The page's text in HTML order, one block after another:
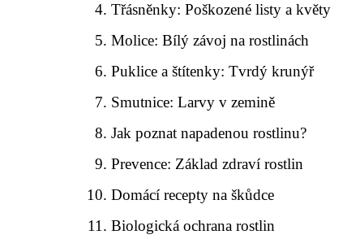
Třásněnky: Poškozené listy a květy
Molice: Bílý závoj na rostlinách
Puklice a štítenky: Tvrdý krunýř
Smutnice: Larvy v zemině
Jak poznat napadenou rostlinu?
Prevence: Základ zdraví rostlin
Domácí recepty na škůdce
Biologická ochrana rostlin